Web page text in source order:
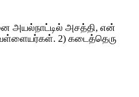
அயல்நாட்டில் அசத்தி, என்
2) கடைத்தெரு